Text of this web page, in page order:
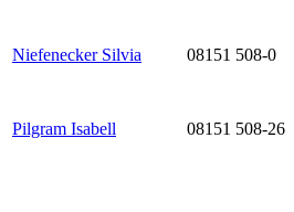
Niefenecker Silvia 08151 508-0
Pilgram Isabell 08151 508-26